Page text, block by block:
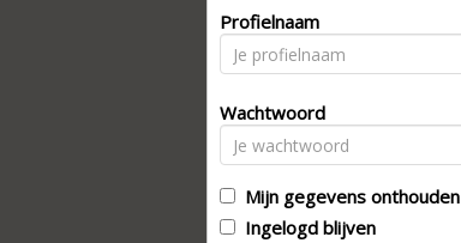
Profielnaam
Wachtwoord
Mijn gegevens onthouden
Ingelogd blijven